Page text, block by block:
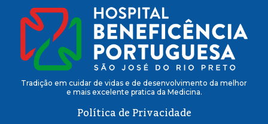
Tradição em cuidar de vidas e de desenvolvimento da melhor
e mais excelente pratica da Medicina.
Política de Privacidade